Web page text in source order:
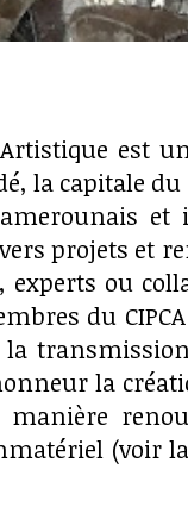
est
la capitale
projets et
ou
du
la
manière
(voir la